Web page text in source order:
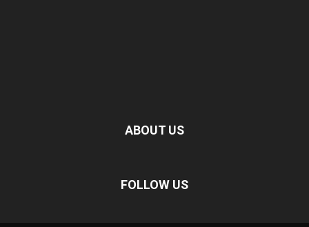
ABOUT US
FOLLOW US